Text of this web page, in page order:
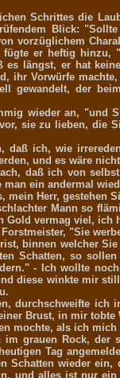
Schrittes die
Blick:
vorzüglichem
er heftig hinzu,
längst, er hat
ihr Vorwürfe
gewandelt, der
wieder an, "und
sie zu lieben, die
daß ich, wie
und es wäre
daß ich von
ein andermal
mein Herr, gestehen
Mann so
Gold vermag viel,
"Sie
binnen welcher
Schatten, so
- Ich wollte
diese winkte mir
durchschweifte
Brust, in mir tobte
mochte, als ich
grauen Rock, der
Tag
Schatten wieder
und alles ist nur